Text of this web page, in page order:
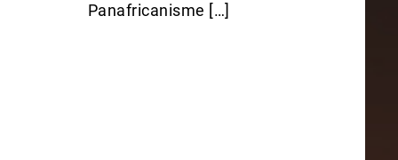
Panafricanisme […]